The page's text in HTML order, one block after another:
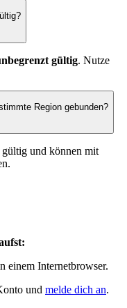
gültig. Nutze
Region gebunden?
und können mit
einem Internetbrowser.
und melde dich an.